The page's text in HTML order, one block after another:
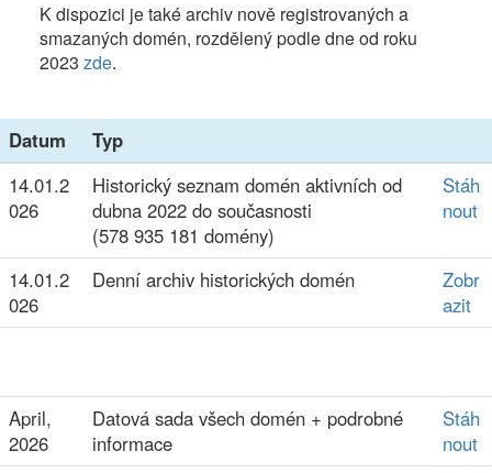
K dispozici je také archiv nově registrovaných a
smazaných domén, rozdělený podle dne od roku
2023 zde.
Datum
Typ
14.01.2
026
Historický seznam domén aktivních od
dubna 2022 do současnosti
(578 935 181 domény)
Stáh
nout
14.01.2
026
Denní archiv historických domén
Zobr
azit
April,
2026
Datová sada všech domén + podrobné
informace
Stáh
nout